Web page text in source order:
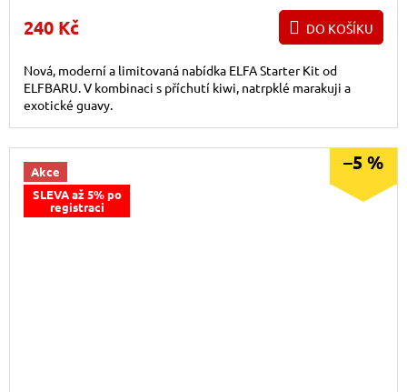
240 Kč DO KOŠÍKU
Nová, moderní a limitovaná nabídka ELFA Starter Kit od
ELFBARU. V kombinaci s příchutí kiwi, natrpklé marakuji a
exotické guavy.
Akce
SLEVA až 5% po
registraci
–5 %